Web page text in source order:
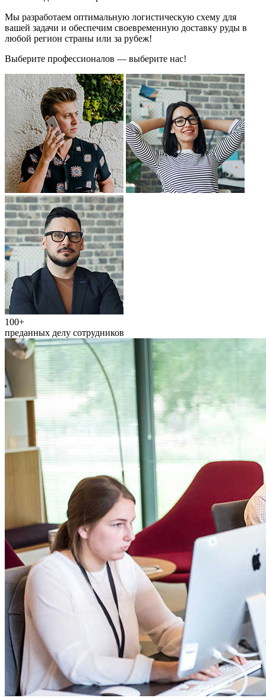
Мы разработаем оптимальную логистическую схему для
вашей задачи и обеспечим своевременную доставку руды в
любой регион страны или за рубеж!
Выберите профессионалов — выберите нас!
100+
преданных делу сотрудников